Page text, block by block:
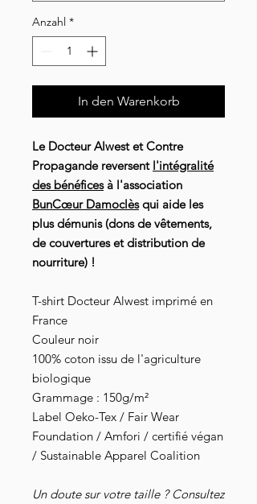
Anzahl *
In den Warenkorb
Le Docteur Alwest et Contre
Propagande reversent l'intégralité
des bénéficesà l'association
BunCœur Damoclèsqui aide les
plus démunis (dons de vêtements,
de couvertures et distribution de
nourriture) !
T-shirt Docteur Alwest imprimé en
France
Couleur noir
100% coton issu de l'agriculture
biologique
Grammage : 150g/m²
Label Oeko-Tex / Fair Wear
Foundation / Amfori / certifié végan
/ Sustainable Apparel Coalition
Un doute sur votre taille ? Consultez